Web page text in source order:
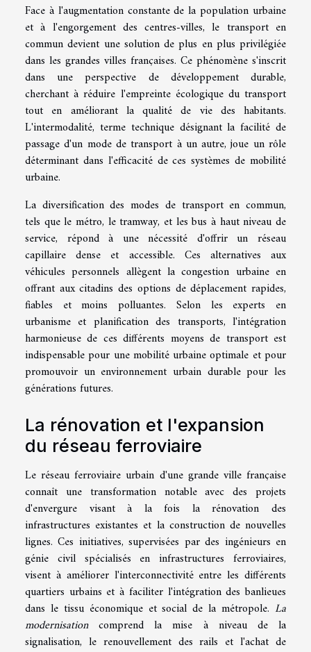
Face à l'augmentation constante de la population urbaine
et à l'engorgement des centres-villes, le transport en
commun devient une solution de plus en plus privilégiée
dans les grandes villes françaises. Ce phénomène s'inscrit
dans une perspective de développement durable,
cherchant à réduire l'empreinte écologique du transport
tout en améliorant la qualité de vie des habitants.
L'intermodalité, terme technique désignant la facilité de
passage d'un mode de transport à un autre, joue un rôle
déterminant dans l'efficacité de ces systèmes de mobilité
urbaine.
La diversification des modes de transport en commun,
tels que le métro, le tramway, et les bus à haut niveau de
service, répond à une nécessité d'offrir un réseau
capillaire dense et accessible. Ces alternatives aux
véhicules personnels allègent la congestion urbaine en
offrant aux citadins des options de déplacement rapides,
fiables et moins polluantes. Selon les experts en
urbanisme et planification des transports, l'intégration
harmonieuse de ces différents moyens de transport est
indispensable pour une mobilité urbaine optimale et pour
promouvoir un environnement urbain durable pour les
générations futures.
La rénovation et l'expansion
du réseau ferroviaire
Le réseau ferroviaire urbain d'une grande ville française
connaît une transformation notable avec des projets
d'envergure visant à la fois la rénovation des
infrastructures existantes et la construction de nouvelles
lignes. Ces initiatives, supervisées par des ingénieurs en
génie civil spécialisés en infrastructures ferroviaires,
visent à améliorer l'interconnectivité entre les différents
quartiers urbains et à faciliter l'intégration des banlieues
dans le tissu économique et social de la métropole. La
modernisationcomprend la mise à niveau de la
signalisation, le renouvellement des rails et l'achat de